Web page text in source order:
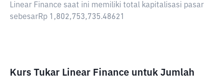
Linear Finance saat ini memiliki total kapitalisasi pasar
sebesarRp 1,802,753,735.48621
Kurs Tukar Linear Finance untuk Jumlah